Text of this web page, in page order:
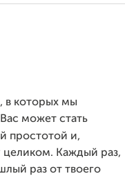
в которых мы
может стать
простотой и,
целиком. Каждый раз,
раз от твоего